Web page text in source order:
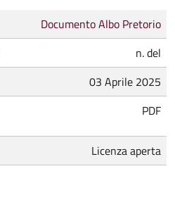
Documento Albo Pretorio
n. del
03 Aprile 2025
PDF
Licenza aperta